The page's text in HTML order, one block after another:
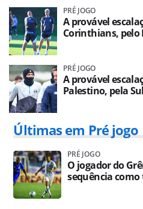
PRÉ JOGO
A provável
Corinthians, pelo
PRÉ JOGO
A provável
Palestino, pela
Últimas em Pré jogo
PRÉ JOGO
O jogador do
sequência